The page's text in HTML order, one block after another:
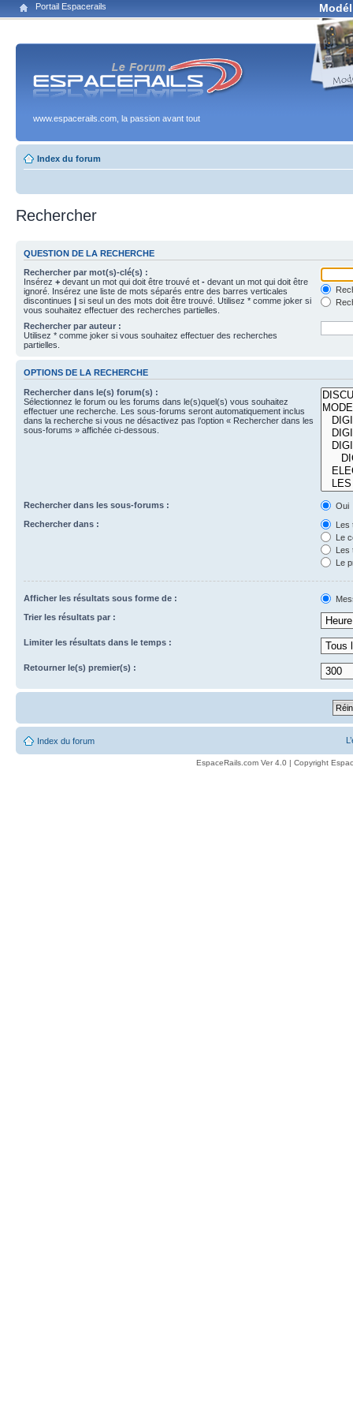
Portail Espacerails
www.espacerails.com, la passion avant tout
Index du forum
Rechercher
QUESTION DE LA RECHERCHE
Rechercher par mot(s)-clé(s) :
Insérez + devant un mot qui doit être trouvé et - devant un mot qui doit être
ignoré. Insérez une liste de mots séparés entre des barres verticales
discontinues | si seul un des mots doit être trouvé. Utilisez * comme joker si
vous souhaitez effectuer des recherches partielles.
Rechercher par auteur :
Utilisez * comme joker si vous souhaitez effectuer des recherches
partielles.
OPTIONS DE LA RECHERCHE
Rechercher dans le(s) forum(s) :
Sélectionnez le forum ou les forums dans le(s)quel(s) vous souhaitez
effectuer une recherche. Les sous-forums seront automatiquement inclus
dans la recherche si vous ne désactivez pas l’option « Rechercher dans les
sous-forums » affichée ci-dessous.
Rechercher dans les sous-forums :
Oui
Rechercher dans :
Les
Le
Les
Le
Afficher les résultats sous forme de :
Trier les résultats par :
Limiter les résultats dans le temps :
Retourner le(s) premier(s) :
Index du forum
EspaceRails.com Ver 4.0 | Copyright